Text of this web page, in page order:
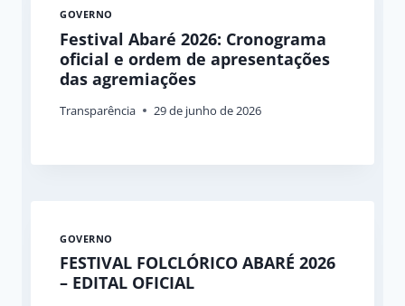
GOVERNO
Festival Abaré 2026: Cronograma
oficial e ordem de apresentações
das agremiações
Transparência 29 de junho de 2026
GOVERNO
FESTIVAL FOLCLÓRICO ABARÉ 2026
– EDITAL OFICIAL